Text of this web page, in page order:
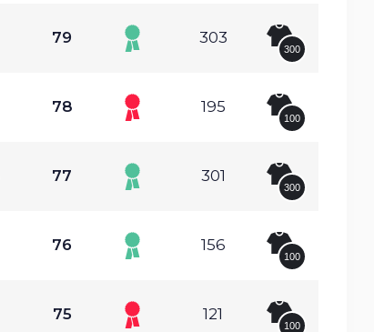
79 303
300
78 195
100
77 301
300
76 156
100
75 121
100